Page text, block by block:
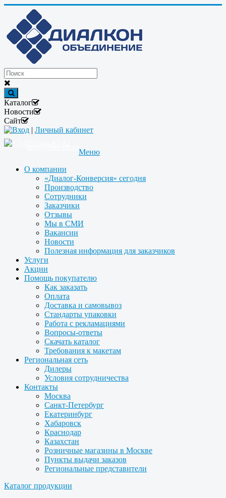
Каталог
Новости
Сайт
Вход | Личный кабинет
Меню
О компании
«Диалог-Конверсия» сегодня
Производство
Сотрудники
Заказчики
Отзывы
Мы в СМИ
Вакансии
Новости
Полезная информация для заказчиков
Услуги
Акции
Помощь покупателю
Как заказать
Оплата
Доставка и самовывоз
Стандарты упаковки
Работа с рекламациями
Вопросы-ответы
Скачать каталог
Требования к макетам
Региональная сеть
Дилеры
Условия сотрудничества
Контакты
Москва
Санкт-Петербург
Екатеринбург
Хабаровск
Краснодар
Казахстан
Розничные магазины в Москве
Пункты выдачи заказов
Региональные представители
Каталог продукции